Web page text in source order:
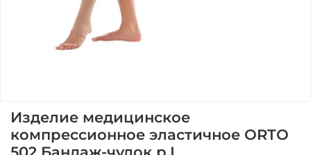
Изделие медицинское
компрессионное эластичное ORTO